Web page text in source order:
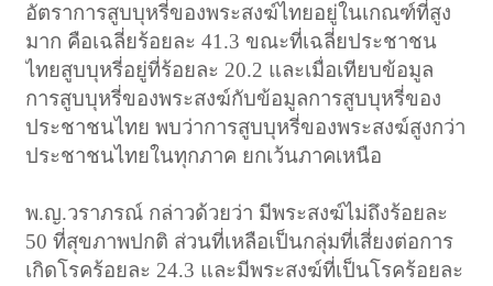
อัตราการสูบบุหรี่ของพระสงฆ์ไทยอยู่ในเกณฑ์ที่สูง
มาก คือเฉลี่ยร้อยละ 41.3 ขณะที่เฉลี่ยประชาชน
ไทยสูบบุหรี่อยู่ที่ร้อยละ 20.2 และเมื่อเทียบข้อมูล
การสูบบุหรี่ของพระสงฆ์กับข้อมูลการสูบบุหรี่ของ
ประชาชนไทย พบว่าการสูบบุหรี่ของพระสงฆ์สูงกว่า
ประชาชนไทยในทุกภาค ยกเว้นภาคเหนือ
พ.ญ.วราภรณ์ กล่าวด้วยว่า มีพระสงฆ์ไม่ถึงร้อยละ
50 ที่สุขภาพปกติ ส่วนที่เหลือเป็นกลุ่มที่เสี่ยงต่อการ
เกิดโรคร้อยละ 24.3 และมีพระสงฆ์ที่เป็นโรคร้อยละ